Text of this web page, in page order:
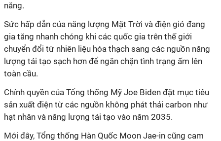
năng.
Sức hấp dẫn của năng lượng Mặt Trời và điện gió đang
gia tăng nhanh chóng khi các quốc gia trên thế giới
chuyển đổi từ nhiên liệu hóa thạch sang các nguồn năng
lượng tái tạo sạch hơn để ngăn chặn tình trạng ấm lên
toàn cầu.
Chính quyền của Tổng thống Mỹ Joe Biden đặt mục tiêu
sản xuất điện từ các nguồn không phát thải carbon như
hạt nhân và năng lượng tái tạo vào năm 2035.
Mới đây, Tổng thống Hàn Quốc Moon Jae-in cũng cam